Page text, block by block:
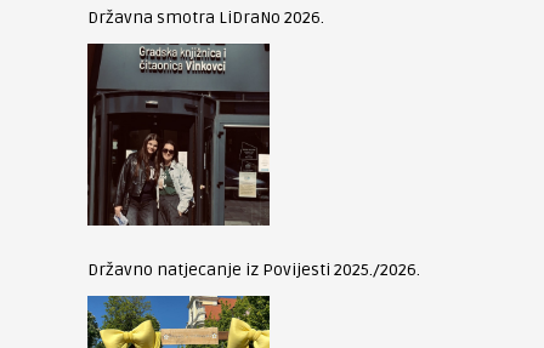
Državna smotra LiDraNo 2026.
Državno natjecanje iz Povijesti 2025./2026.